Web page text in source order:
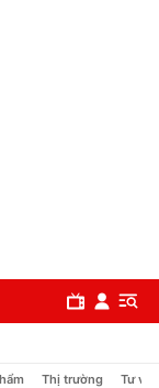
Thị trường Tư vấn